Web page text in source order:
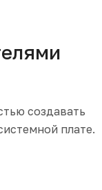
создавать
плате.